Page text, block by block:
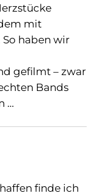
mit
haben wir
gefilmt – zwar
Bands
…
finde ich